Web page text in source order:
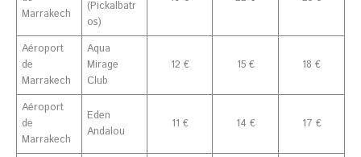
Marrakech
(Pickalbatr
os)
Aéroport
de
Marrakech
Aqua
Mirage
Club
12 € 15 € 18 €
Aéroport
de
Marrakech
Eden
Andalou
11 € 14 € 17 €